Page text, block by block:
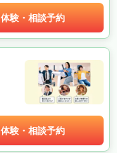
体験・相談予約
体験・相談予約